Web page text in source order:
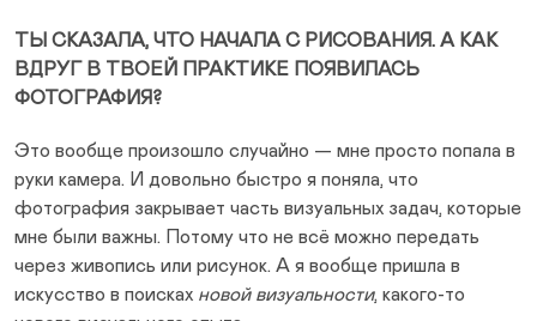
ТЫ СКАЗАЛА, ЧТО НАЧАЛА С РИСОВАНИЯ. А КАК
ВДРУГ В ТВОЕЙ ПРАКТИКЕ ПОЯВИЛАСЬ
ФОТОГРАФИЯ?
Это вообще произошло случайно — мне просто попала в
руки камера. И довольно быстро я поняла, что
фотография закрывает часть визуальных задач, которые
мне были важны. Потому что не всё можно передать
через живопись или рисунок. А я вообще пришла в
искусство в поисках новой визуальности, какого-то